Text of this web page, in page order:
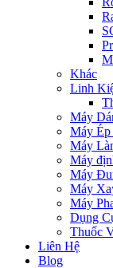
Khác
Linh
Máy
Máy Ép
Máy
Máy
Máy
Máy
Máy
Dụng
Thuốc
Liên Hệ
Blog